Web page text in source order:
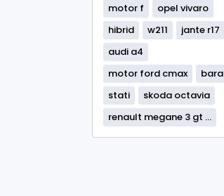
motor f
opel vivaro
hibrid
w211
jante r17
audi a4
motor ford cmax
bara
stati
skoda octavia
renault megane 3 gt ...